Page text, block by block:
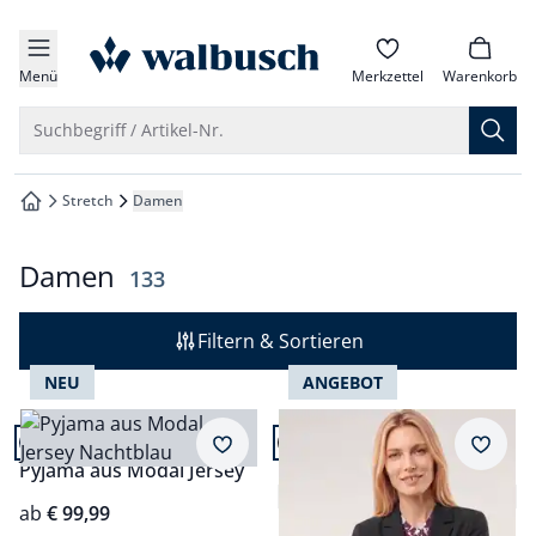
springen
springen
springen
springen
Menü zur Startseite Merkzettel Warenkorb
Suchbegriff / Artikel-Nr.
zur Startseite
Stretch Damen
Damen Ergebnisse
133
Filtern & Sortieren
Artikel 1 von 24.
NEU
Pyjama aus Modal Jersey
ab € 99,99
Merkzettel
Artikel 2 von 24.
ANGEBOT
Kofferblazer Deluxe
4,8 (17)